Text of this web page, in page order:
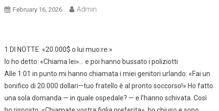
February 16, 2026 Admin
1 DI NOTTE: «20.000$ o lui muo:re.»
Io ho detto: «Chiama lei»… e poi hanno bussato i poliziotti
Alle 1:01 in punto mi hanno chiamata i miei genitori urlando: «Fai un
bonifico di 20.000 dollari—tuo fratello è al pronto soccorso!» Ho fatto
una sola domanda — in quale ospedale? — e l’hanno schivata. Così